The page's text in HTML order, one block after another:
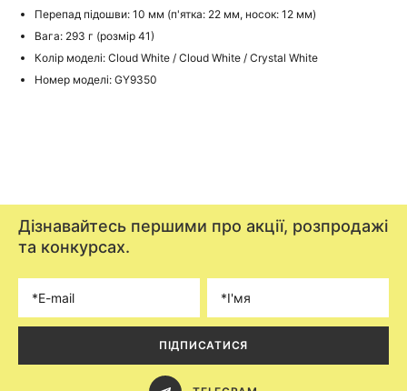
Перепад підошви: 10 мм (п'ятка: 22 мм, носок: 12 мм)
Вага: 293 г (розмір 41)
Колір моделі: Cloud White / Cloud White / Crystal White
Номер моделі: GY9350
Дізнавайтесь першими про акції, розпродажі
та конкурсах.
ПІДПИСАТИСЯ